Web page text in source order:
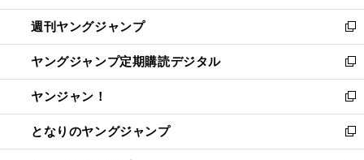
開
く
ウ
で
開
く
ン
ド
ウ
で
開
く
ウ
ィ
ン
ド
ウ
で
開
く
週刊ヤングジャンプ
新
し
い
ウ
ィ
ン
ド
ウ
ヤングジャンプ定期購読デジタル
新
し
い
ウ
ィ
ン
ヤンジャン！
新
し
い
ウ
となりのヤングジャンプ
新
し